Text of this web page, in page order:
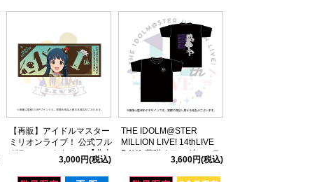
【再販】アイドルマスター
ミリオンライブ！ 公式フル
グラフィックタオル 【北上
麗花】 (11thLIVE ver.)
3,000円(税込)
THE IDOLM@STER
MILLION LIVE! 14thLIVE
DAY1 夢咲くワンダーミラ
ージュ 公式Tシャツ 【エミ
リー スチュアート】 Mサイ
3,600円(税込)